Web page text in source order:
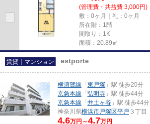
(管理費・共益費 3,000円)
敷：0ヶ月｜礼：0ヶ月
所在階：1階
間取り：1K
面積：20.89㎡
賃貸｜マンション estporte
横須賀線 「 東戸塚 」駅 徒歩20分
京急本線 「 弘明寺 」駅 徒歩44分
京急本線 「 井土ヶ谷 」駅 徒歩44分
神奈川県横浜市戸塚区平戸 ３丁目
4.6万円～4.7万円